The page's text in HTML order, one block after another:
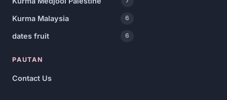
Kurma Malaysia 6
dates fruit 6
PAUTAN
Contact Us